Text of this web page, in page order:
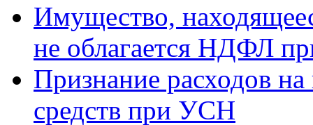
Имущество,
не облагается НДФЛ
Признание расходов
средств при УСН